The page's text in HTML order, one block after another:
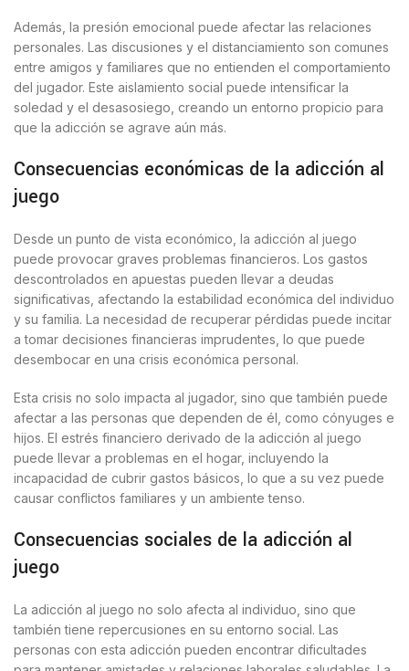
Además, la presión emocional puede afectar las relaciones
personales. Las discusiones y el distanciamiento son comunes
entre amigos y familiares que no entienden el comportamiento
del jugador. Este aislamiento social puede intensificar la
soledad y el desasosiego, creando un entorno propicio para
que la adicción se agrave aún más.
Consecuencias económicas de la adicción al
juego
Desde un punto de vista económico, la adicción al juego
puede provocar graves problemas financieros. Los gastos
descontrolados en apuestas pueden llevar a deudas
significativas, afectando la estabilidad económica del individuo
y su familia. La necesidad de recuperar pérdidas puede incitar
a tomar decisiones financieras imprudentes, lo que puede
desembocar en una crisis económica personal.
Esta crisis no solo impacta al jugador, sino que también puede
afectar a las personas que dependen de él, como cónyuges e
hijos. El estrés financiero derivado de la adicción al juego
puede llevar a problemas en el hogar, incluyendo la
incapacidad de cubrir gastos básicos, lo que a su vez puede
causar conflictos familiares y un ambiente tenso.
Consecuencias sociales de la adicción al
juego
La adicción al juego no solo afecta al individuo, sino que
también tiene repercusiones en su entorno social. Las
personas con esta adicción pueden encontrar dificultades